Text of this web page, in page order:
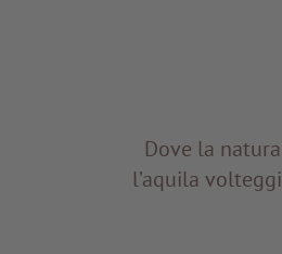
Dove la
l’aquila